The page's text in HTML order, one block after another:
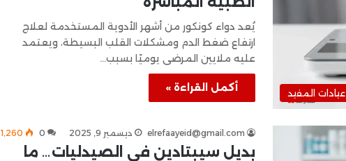
عيادات المفيد
يُعد دواء كونكور من أشهر الأدوية المستخدمة لعلاج
ارتفاع ضغط الدم ومشكلات القلب البسيطة، ويعتمد
عليه ملايين المرضى يوميًا بسبب…
أكمل القراءة »
elrefaayeid@gmail.com ديسمبر 9, 2025 0 1٬260
بديل سيبتادين في الصيدليات… ما